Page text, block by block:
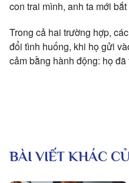
con trai mình, anh ta mới
Trong cả hai trường hợp,
đổi tình huống, khi họ gửi
cảm bằng hành động: họ
BÀI VIẾT KHÁC